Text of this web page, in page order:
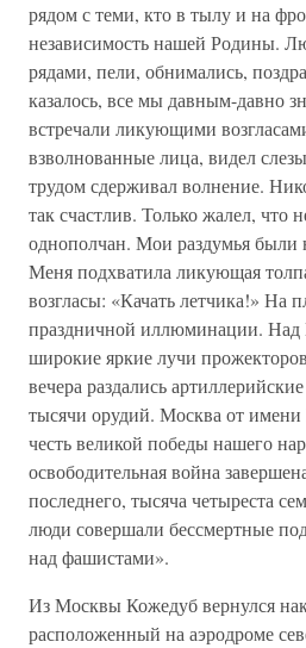
рядом с теми, кто в тылу и на
независимость нашей Родины.
рядами, пели, обнимались,
казалось, все мы давным-давно
встречали ликующими
взволнованные лица, видел
трудом сдерживал волнение.
так счастлив. Только жалел, что
однополчан. Мои раздумья
Меня подхватила ликующая
возгласы: «Качать летчика!» На
праздничной иллюминации. Над
широкие яркие лучи
вечера раздались
тысячи орудий. Москва от
честь великой победы нашего
освободительная война
последнего, тысяча четыреста
люди совершали бессмертные
над фашистами».
Из Москвы Кожедуб вернулся
расположенный на аэродроме